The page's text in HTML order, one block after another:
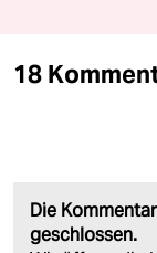
18
Die
geschlossen.